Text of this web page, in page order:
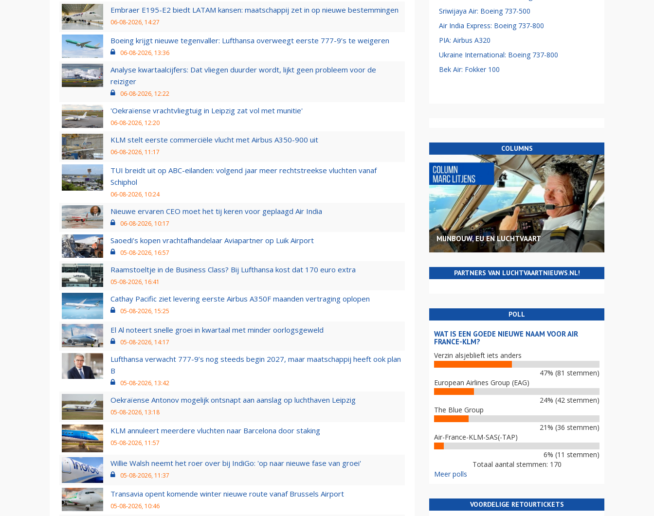
Embraer E195-E2 biedt LATAM kansen: maatschappij zet in op nieuwe bestemmingen
06-08-2026, 14:27
Boeing krijgt nieuwe tegenvaller: Lufthansa overweegt eerste 777-9’s te weigeren
06-08-2026, 13:36
Analyse kwartaalcijfers: Dat vliegen duurder wordt, lijkt geen probleem voor de
reiziger
06-08-2026, 12:22
'Oekraïense vrachtvliegtuig in Leipzig zat vol met munitie'
06-08-2026, 12:20
KLM stelt eerste commerciële vlucht met Airbus A350-900 uit
06-08-2026, 11:17
TUI breidt uit op ABC-eilanden: volgend jaar meer rechtstreekse vluchten vanaf
Schiphol
06-08-2026, 10:24
Nieuwe ervaren CEO moet het tij keren voor geplaagd Air India
06-08-2026, 10:17
Saoedi’s kopen vrachtafhandelaar Aviapartner op Luik Airport
05-08-2026, 16:57
Raamstoeltje in de Business Class? Bij Lufthansa kost dat 170 euro extra
05-08-2026, 16:41
Cathay Pacific ziet levering eerste Airbus A350F maanden vertraging oplopen
05-08-2026, 15:25
El Al noteert snelle groei in kwartaal met minder oorlogsgeweld
05-08-2026, 14:17
Lufthansa verwacht 777-9’s nog steeds begin 2027, maar maatschappij heeft ook plan
B
05-08-2026, 13:42
Oekraïense Antonov mogelijk ontsnapt aan aanslag op luchthaven Leipzig
05-08-2026, 13:18
KLM annuleert meerdere vluchten naar Barcelona door staking
05-08-2026, 11:57
Willie Walsh neemt het roer over bij IndiGo: 'op naar nieuwe fase van groei'
05-08-2026, 11:37
Transavia opent komende winter nieuwe route vanaf Brussels Airport
05-08-2026, 10:46
Sriwijaya Air: Boeing 737-500
Air India Express: Boeing 737-800
PIA: Airbus A320
Ukraine International: Boeing 737-800
Bek Air: Fokker 100
COLUMNS
MIJNBOUW, EU EN LUCHTVAART
PARTNERS VAN LUCHTVAARTNIEUWS.NL!
POLL
WAT IS EEN GOEDE NIEUWE NAAM VOOR AIR
FRANCE-KLM?
Verzin alsjeblieft iets anders
47% (81 stemmen)
European Airlines Group (EAG)
24% (42 stemmen)
The Blue Group
21% (36 stemmen)
Air-France-KLM-SAS(-TAP)
6% (11 stemmen)
Totaal aantal stemmen: 170
Meer polls
VOORDELIGE RETOURTICKETS